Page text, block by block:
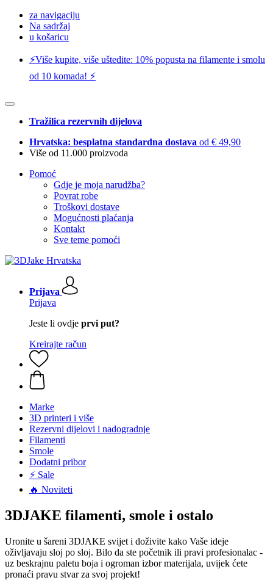
za navigaciju
Na sadržaj
u košaricu
⚡️Više kupite, više uštedite: 10% popusta na filamente i smolu
od 10 komada! ⚡️
Tražilica rezervnih dijelova
Hrvatska: besplatna standardna dostava od € 49,90
Više od 11.000 proizvoda
Pomoć
Gdje je moja narudžba?
Povrat robe
Troškovi dostave
Mogućnosti plaćanja
Kontakt
Sve teme pomoći
Prijava
Prijava
Jeste li ovdje prvi put?
Kreirajte račun
Marke
3D printeri i više
Rezervni dijelovi i nadogradnje
Filamenti
Smole
Dodatni pribor
⚡ Sale
🔥 Noviteti
3DJAKE filamenti, smole i ostalo
Uronite u šareni 3DJAKE svijet i doživite kako Vaše ideje
oživljavaju sloj po sloj. Bilo da ste početnik ili pravi profesionalac -
uz beskrajnu paletu boja i ogroman izbor materijala, uvijek ćete
pronaći pravu stvar za svoj projekt!